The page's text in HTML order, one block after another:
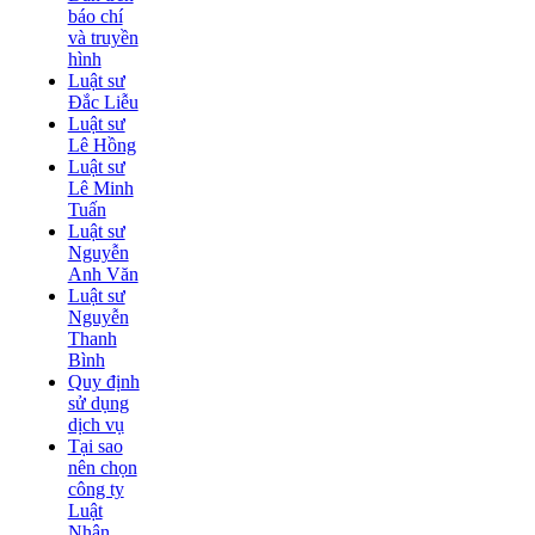
báo chí
và truyền
hình
Luật sư
Đắc Liễu
Luật sư
Lê Hồng
Luật sư
Lê Minh
Tuấn
Luật sư
Nguyễn
Anh Văn
Luật sư
Nguyễn
Thanh
Bình
Quy định
sử dụng
dịch vụ
Tại sao
nên chọn
công ty
Luật